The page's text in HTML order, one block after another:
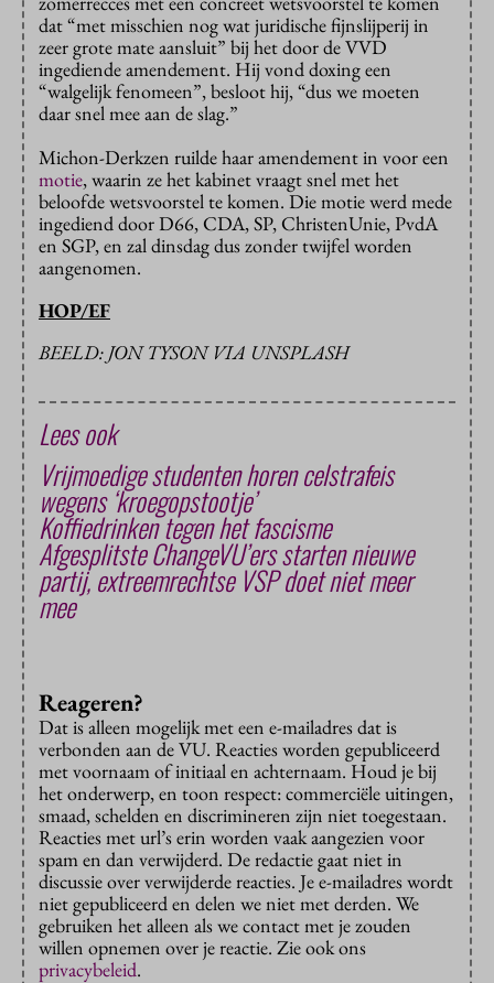
dat “met misschien nog wat juridische fijnslijperij in
zeer grote mate aansluit” bij het door de VVD
ingediende amendement. Hij vond doxing een
“walgelijk fenomeen”, besloot hij, “dus we moeten
daar snel mee aan de slag.”
Michon-Derkzen ruilde haar amendement in voor een
motie, waarin ze het kabinet vraagt snel met het
beloofde wetsvoorstel te komen. Die motie werd mede
ingediend door D66, CDA, SP, ChristenUnie, PvdA
en SGP, en zal dinsdag dus zonder twijfel worden
aangenomen.
HOP/EF
BEELD: JON TYSON VIA UNSPLASH
Lees ook
Vrijmoedige studenten horen celstrafeis
wegens ‘kroegopstootje’
Koffiedrinken tegen het fascisme
Afgesplitste ChangeVU’ers starten nieuwe
partij, extreemrechtse VSP doet niet meer
mee
Reageren?
Dat is alleen mogelijk met een e-mailadres dat is
verbonden aan de VU. Reacties worden gepubliceerd
met voornaam of initiaal en achternaam. Houd je bij
het onderwerp, en toon respect: commerciële uitingen,
smaad, schelden en discrimineren zijn niet toegestaan.
Reacties met url’s erin worden vaak aangezien voor
spam en dan verwijderd. De redactie gaat niet in
discussie over verwijderde reacties. Je e-mailadres wordt
niet gepubliceerd en delen we niet met derden. We
gebruiken het alleen als we contact met je zouden
willen opnemen over je reactie. Zie ook ons
privacybeleid.